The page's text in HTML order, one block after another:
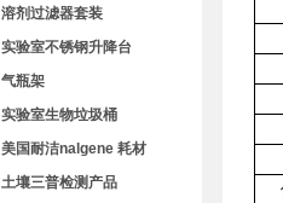
溶剂过滤器套装
实验室不锈钢升降台
气瓶架
实验室生物垃圾桶
美国耐洁nalgene 耗材
土壤三普检测产品